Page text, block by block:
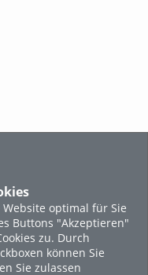
optimal für Sie
Buttons "Akzeptieren"
zu. Durch
können Sie
Sie zulassen